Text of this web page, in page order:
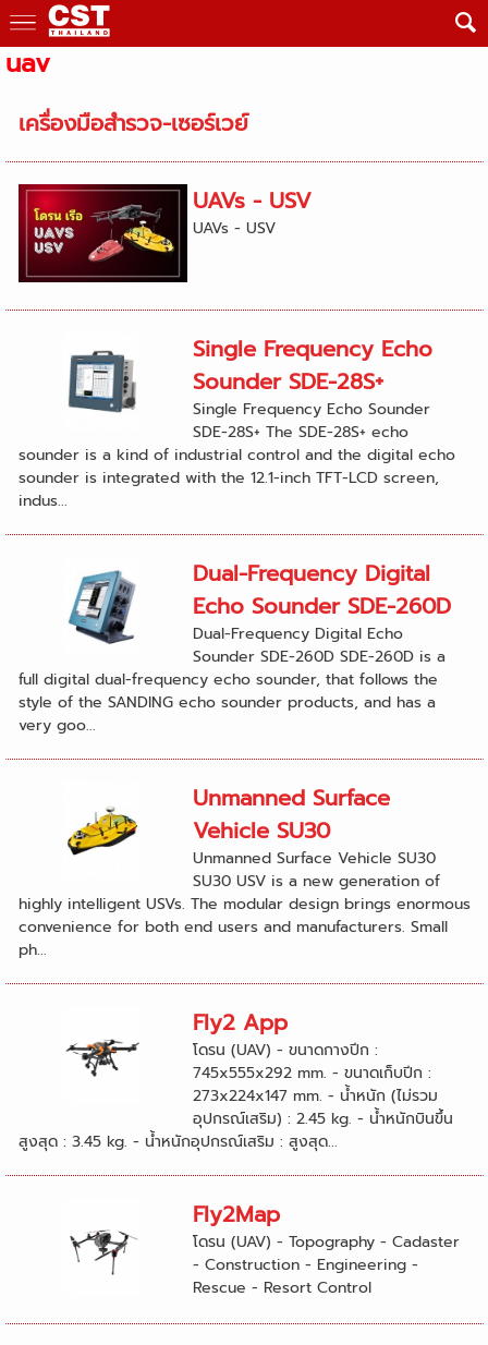
uav
เครื่องมือสำรวจ-เซอร์เวย์
UAVs - USV
UAVs - USV
Single Frequency Echo
Sounder SDE-28S+
Single Frequency Echo Sounder
SDE-28S+ The SDE-28S+ echo
sounder is a kind of industrial control and the digital echo
sounder is integrated with the 12.1-inch TFT-LCD screen,
indus...
Dual-Frequency Digital
Echo Sounder SDE-260D
Dual-Frequency Digital Echo
Sounder SDE-260D SDE-260D is a
full digital dual-frequency echo sounder, that follows the
style of the SANDING echo sounder products, and has a
very goo...
Unmanned Surface
Vehicle SU30
Unmanned Surface Vehicle SU30
SU30 USV is a new generation of
highly intelligent USVs. The modular design brings enormous
convenience for both end users and manufacturers. Small
ph...
Fly2 App
โดรน (UAV) - ขนาดกางปีก :
745x555x292 mm. - ขนาดเก็บปีก :
273x224x147 mm. - น้ำหนัก (ไม่รวม
อุปกรณ์เสริม) : 2.45 kg. - น้ำหนักบินขึ้น
สูงสุด : 3.45 kg. - น้ำหนักอุปกรณ์เสริม : สูงสุด...
Fly2Map
โดรน (UAV) - Topography - Cadaster
- Construction - Engineering -
Rescue - Resort Control